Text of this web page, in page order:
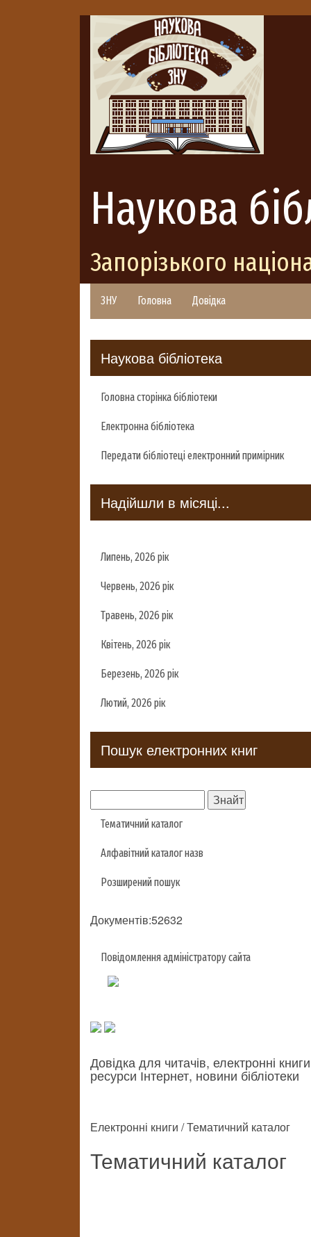
Наукова
Запорізького
ЗНУ Головна Довідка
Наукова бібліотека
Головна сторінка бібліотеки
Електронна бібліотека
Передати бібліотеці електронний примірник
Надійшли в місяці...
Липень, 2026 рік
Червень, 2026 рік
Травень, 2026 рік
Квітень, 2026 рік
Березень, 2026 рік
Лютий, 2026 рік
Пошук електронних книг
Тематичний каталог
Алфавітний каталог назв
Розширений пошук
Документів:52632
Повідомлення адміністратору сайта
Довідка для читачів, електронні
ресурси Інтернет, новини бібліотеки
Електронні книги / Тематичний каталог
Тематичний каталог